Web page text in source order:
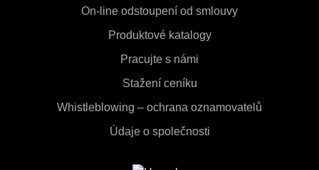
On-line odstoupení od smlouvy
Produktové katalogy
Pracujte s námi
Stažení ceníku
Whistleblowing – ochrana oznamovatelů
Údaje o společnosti